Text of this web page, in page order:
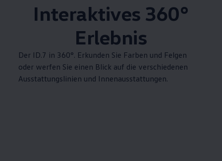
Interaktives 360°
Erlebnis
Der ID.7 in 360°. Erkunden Sie Farben und Felgen
oder werfen Sie einen Blick auf die verschiedenen
Ausstattungslinien und Innenausstattungen.